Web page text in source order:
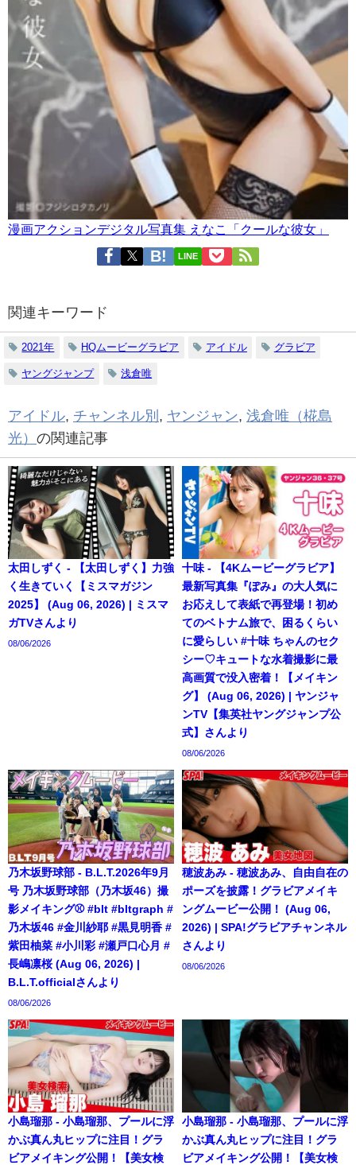
漫画アクションデジタル写真集 えなこ「クールな彼女」
LINE
関連キーワード
2021年 HQムービーグラビア アイドル グラビア
ヤングジャンプ 浅倉唯
アイドル, チャンネル別 , ヤンジャン, 浅倉唯（椛島
光） の関連記事
太田しずく - 【太田しずく】力強
く生きていく【ミスマガジン
2025】 (Aug 06, 2026) | ミスマ
ガTVさんより
08/06/2026
十味 - 【4Kムービーグラビア】
最新写真集『ぽみ』の大人気に
お応えして表紙で再登場！初め
てのベトナム旅で、困るくらい
に愛らしい #十味 ちゃんのセク
シー♡キュートな水着撮影に最
高画質で没入密着！【メイキン
グ】 (Aug 06, 2026) | ヤンジャ
ンTV【集英社ヤングジャンプ公
式】さんより
08/06/2026
乃木坂野球部 - B.L.T.2026年9月
号 乃木坂野球部（乃木坂46）撮
影メイキング⚾️ #blt #bltgraph #
乃木坂46 #金川紗耶 #黒見明香 #
紫田柚菜 #小川彩 #瀬戸口心月 #
長嶋凛桜 (Aug 06, 2026) |
B.L.T.officialさんより
08/06/2026
穂波あみ - 穂波あみ、自由自在の
ポーズを披露！グラビアメイキ
ングムービー公開！ (Aug 06,
2026) | SPA!グラビアチャンネル
さんより
08/06/2026
小島瑠那 - 小島瑠那、プールに浮
かぶ真ん丸ヒップに注目！グラ
ビアメイキング公開！【美女検
小島瑠那 - 小島瑠那、プールに浮
かぶ真ん丸ヒップに注目！グラ
ビアメイキング公開！【美女検